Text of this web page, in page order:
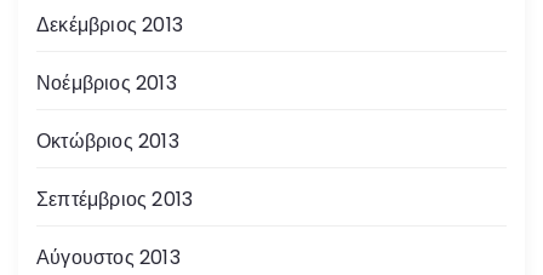
Δεκέμβριος 2013
Νοέμβριος 2013
Οκτώβριος 2013
Σεπτέμβριος 2013
Αύγουστος 2013